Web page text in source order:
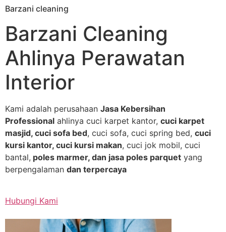
Skip
content
Barzani cleaning
Barzani Cleaning
Ahlinya Perawatan
Interior
Kami adalah perusahaan Jasa Kebersihan
Professional ahlinya cuci karpet kantor, cuci karpet
masjid, cuci sofa bed, cuci sofa, cuci spring bed, cuci
kursi kantor, cuci kursi makan, cuci jok mobil, cuci
bantal, poles marmer, dan jasa poles parquet yang
berpengalaman dan terpercaya
Hubungi Kami